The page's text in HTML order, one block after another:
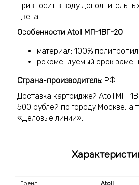
привносит в воду
цвета.
Особенности Atoll МП-1ВГ-20
материал: 100%
рекомендуемый срок
Страна-производитель: РФ.
Доставка картриджей Atoll МП-
500 рублей по городу Москве, а
«Деловые линии».
Бренд Atoll